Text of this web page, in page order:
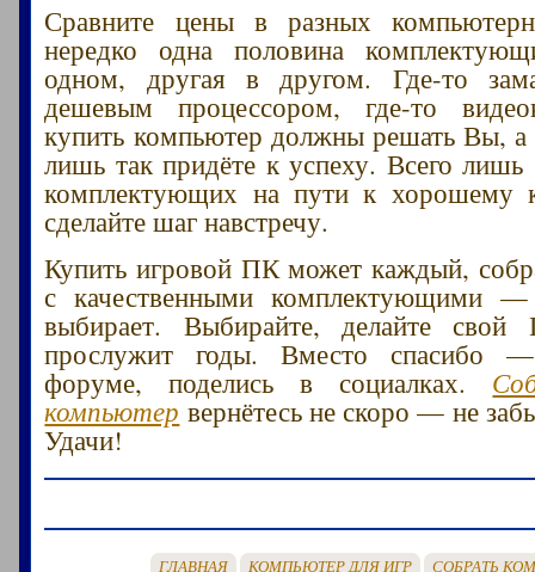
Сравните цены в разных
нередко одна половина
одном, другая в другом. Где-то
дешевым процессором, где-то
купить компьютер должны решать Вы,
лишь так придёте к успеху. Всего
комплектующих на пути к хорошему
сделайте шаг навстречу.
Купить игровой ПК может каждый,
с качественными комплектующими
выбирает. Выбирайте, делайте
прослужит годы. Вместо спасибо
форуме, поделись в социалках.
компьютер вернётесь не скоро — не
Удачи!
ГЛАВНАЯ КОМПЬЮТЕР ДЛЯ ИГР СОБРАТЬ